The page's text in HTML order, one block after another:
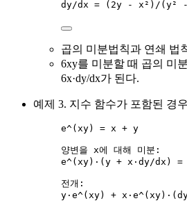
dy/dx = (2y - x²)/(y²
곱의 미분법칙과 연쇄 법
6xy를 미분할 때 곱의 미
6x·dy/dx가 된다.
예제 3. 지수 함수가 포함된 경우
e^(xy) = x + y
양변을 x에 대해 미분:
e^(xy)·(y + x·dy/dx) =
전개:
y·e^(xy) +